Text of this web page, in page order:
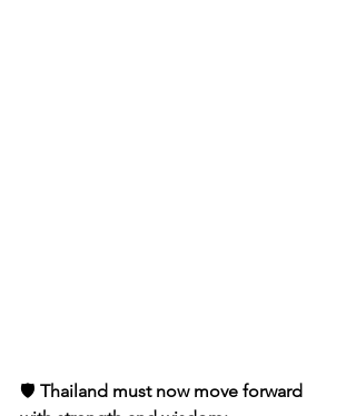
🛡️ Thailand must now move forward